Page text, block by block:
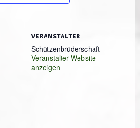
VERANSTALTER
Schützenbrüderschaft
Veranstalter-Website
anzeigen